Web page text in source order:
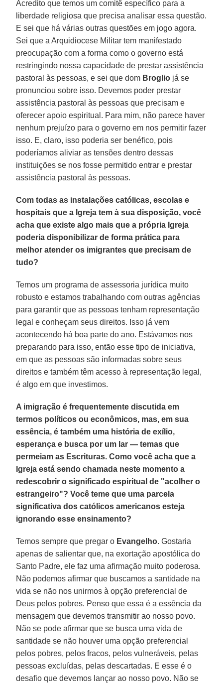
Acredito que temos um comitê específico para a
liberdade religiosa que precisa analisar essa questão.
E sei que há várias outras questões em jogo agora.
Sei que a Arquidiocese Militar tem manifestado
preocupação com a forma como o governo está
restringindo nossa capacidade de prestar assistência
pastoral às pessoas, e sei que dom Broglio já se
pronunciou sobre isso. Devemos poder prestar
assistência pastoral às pessoas que precisam e
oferecer apoio espiritual. Para mim, não parece haver
nenhum prejuízo para o governo em nos permitir fazer
isso. E, claro, isso poderia ser benéfico, pois
poderíamos aliviar as tensões dentro dessas
instituições se nos fosse permitido entrar e prestar
assistência pastoral às pessoas.
Com todas as instalações católicas, escolas e
hospitais que a Igreja tem à sua disposição, você
acha que existe algo mais que a própria Igreja
poderia disponibilizar de forma prática para
melhor atender os imigrantes que precisam de
tudo?
Temos um programa de assessoria jurídica muito
robusto e estamos trabalhando com outras agências
para garantir que as pessoas tenham representação
legal e conheçam seus direitos. Isso já vem
acontecendo há boa parte do ano. Estávamos nos
preparando para isso, então esse tipo de iniciativa,
em que as pessoas são informadas sobre seus
direitos e também têm acesso à representação legal,
é algo em que investimos.
A imigração é frequentemente discutida em
termos políticos ou econômicos, mas, em sua
essência, é também uma história de exílio,
esperança e busca por um lar — temas que
permeiam as Escrituras. Como você acha que a
Igreja está sendo chamada neste momento a
redescobrir o significado espiritual de "acolher o
estrangeiro"? Você teme que uma parcela
significativa dos católicos americanos esteja
ignorando esse ensinamento?
Temos sempre que pregar o Evangelho. Gostaria
apenas de salientar que, na exortação apostólica do
Santo Padre, ele faz uma afirmação muito poderosa.
Não podemos afirmar que buscamos a santidade na
vida se não nos unirmos à opção preferencial de
Deus pelos pobres. Penso que essa é a essência da
mensagem que devemos transmitir ao nosso povo.
Não se pode afirmar que se busca uma vida de
santidade se não houver uma opção preferencial
pelos pobres, pelos fracos, pelos vulneráveis, pelas
pessoas excluídas, pelas descartadas. E esse é o
desafio que devemos lançar ao nosso povo. Não se